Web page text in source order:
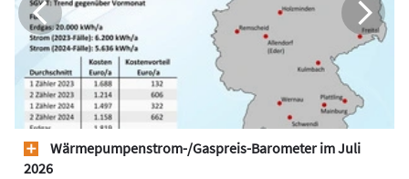
Wärmepumpen­strom-/Gas­preis­-Baro­meter im Juli
2026